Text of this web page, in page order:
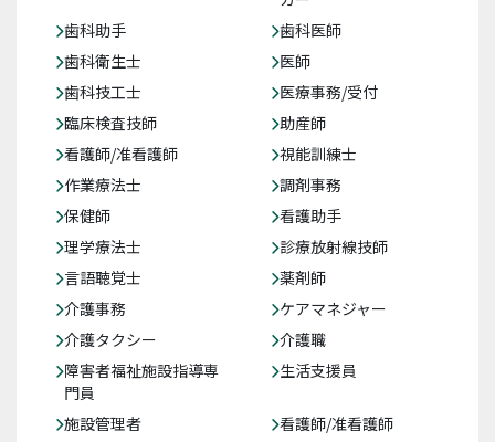
歯科助手
歯科医師
歯科衛生士
医師
歯科技工士
医療事務/受付
臨床検査技師
助産師
看護師/准看護師
視能訓練士
作業療法士
調剤事務
保健師
看護助手
理学療法士
診療放射線技師
言語聴覚士
薬剤師
介護事務
ケアマネジャー
介護タクシー
介護職
障害者福祉施設指導専
門員
生活支援員
施設管理者
看護師/准看護師